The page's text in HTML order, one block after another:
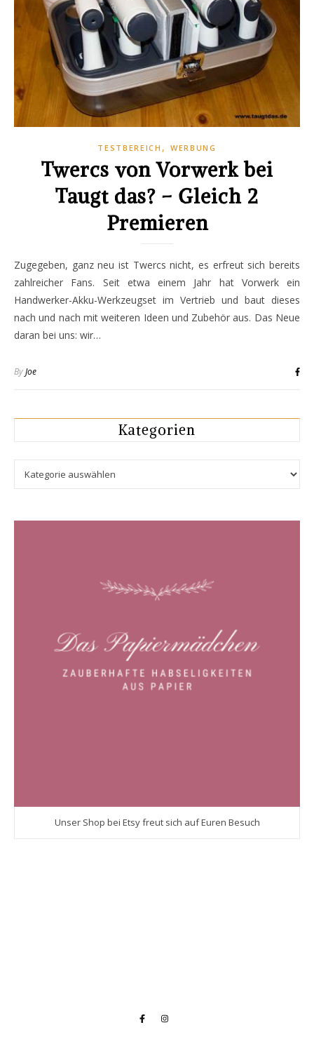
TESTBEREICH , WERBUNG
Twercs von Vorwerk bei
Taugt das? – Gleich 2
Premieren
Zugegeben, ganz neu ist Twercs nicht, es erfreut sich bereits
zahlreicher Fans. Seit etwa einem Jahr hat Vorwerk ein
Handwerker-Akku-Werkzeugset im Vertrieb und baut dieses
nach und nach mit weiteren Ideen und Zubehör aus. Das Neue
daran bei uns: wir…
ByJoe
Kategorien
Unser Shop bei Etsy freut sich auf Euren Besuch